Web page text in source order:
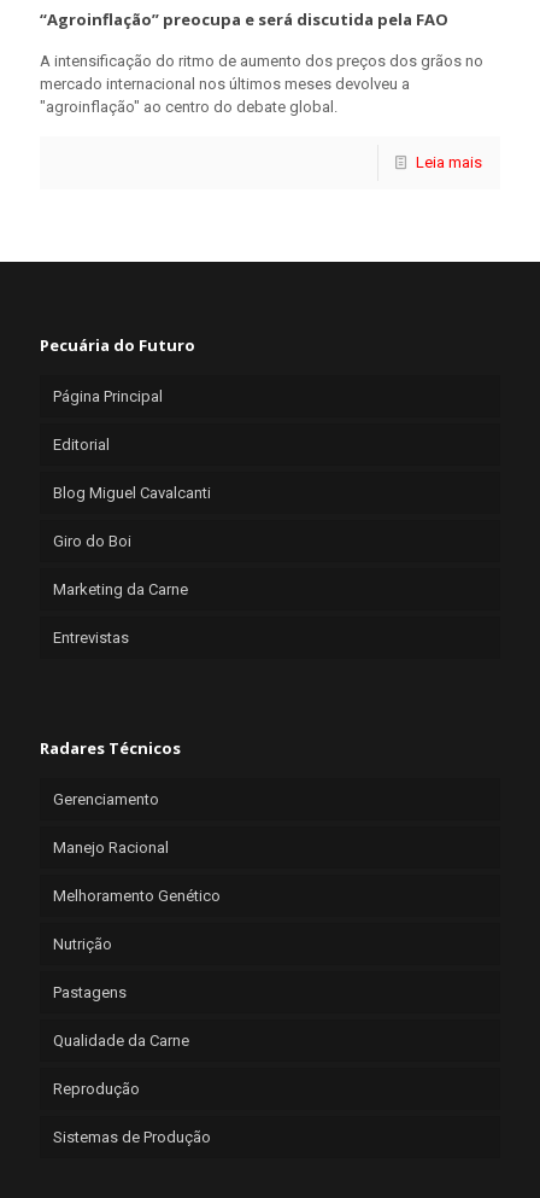
“Agroinflação” preocupa e será discutida pela FAO
A intensificação do ritmo de aumento dos preços dos grãos no
mercado internacional nos últimos meses devolveu a
"agroinflação" ao centro do debate global.
Leia mais
Pecuária do Futuro
Página Principal
Editorial
Blog Miguel Cavalcanti
Giro do Boi
Marketing da Carne
Entrevistas
Radares Técnicos
Gerenciamento
Manejo Racional
Melhoramento Genético
Nutrição
Pastagens
Qualidade da Carne
Reprodução
Sistemas de Produção